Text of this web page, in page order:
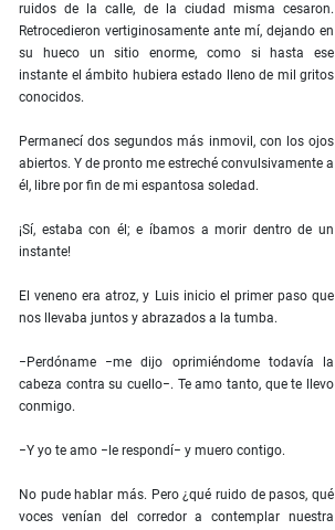
ruidos de la calle, de la ciudad misma cesaron.
Retrocedieron vertiginosamente ante mí, dejando en
su hueco un sitio enorme, como si hasta ese
instante el ámbito hubiera estado lleno de mil gritos
conocidos.
Permanecí dos segundos más inmovil, con los ojos
abiertos. Y de pronto me estreché convulsivamente a
él, libre por fin de mi espantosa soledad.
¡Sí, estaba con él; e íbamos a morir dentro de un
instante!
El veneno era atroz, y Luis inicio el primer paso que
nos llevaba juntos y abrazados a la tumba.
−Perdóname −me dijo oprimiéndome todavía la
cabeza contra su cuello−. Te amo tanto, que te llevo
conmigo.
−Y yo te amo −le respondí− y muero contigo.
No pude hablar más. Pero ¿qué ruido de pasos, qué
voces venían del corredor a contemplar nuestra